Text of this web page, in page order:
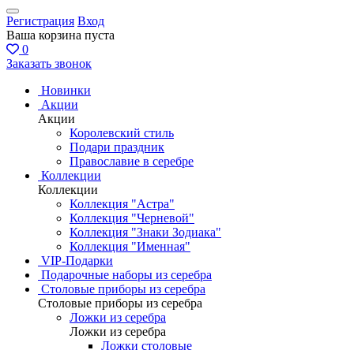
Регистрация Вход
Ваша корзина пуста
0
Заказать звонок
Новинки
Акции
Акции
Королевский стиль
Подари праздник
Православие в серебре
Коллекции
Коллекции
Коллекция "Астра"
Коллекция "Черневой"
Коллекция "Знаки Зодиака"
Коллекция "Именная"
VIP-Подарки
Подарочные наборы из серебра
Столовые приборы из серебра
Столовые приборы из серебра
Ложки из серебра
Ложки из серебра
Ложки столовые